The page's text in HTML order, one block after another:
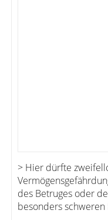
> Hier dürfte
des Betruges oder
besonders schweren